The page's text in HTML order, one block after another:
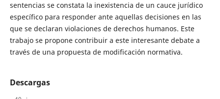
sentencias se constata la inexistencia de un cauce jurídico
específico para responder ante aquellas decisiones en las
que se declaran violaciones de derechos humanos. Este
trabajo se propone contribuir a este interesante debate a
través de una propuesta de modificación normativa.
Descargas